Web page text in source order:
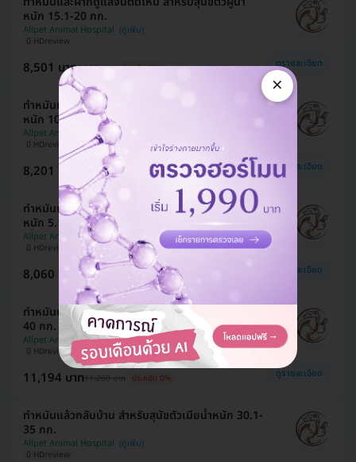
มี HDreview
หนัก 15.1-20 กก.
Allpet Animal Hospital
8,501 บาท8,505 บาท ประหยัด 0% ดูรายละเอียด
มี HDreview
ทำหมันและฝากดูแลจนตัดไหม สำหรับสุนัขตัวผู้น้ำ
หนัก 10.1-15 กก.
Allpet Animal Hospital
8,201 บาท 8,205 บาท ประหยัด 0% ดูรายละเอียด
มี HDreview
ทำหมันและฝากดูแลจนตัดไหม สำหรับสุนัขตัวผู้น้ำ
หนัก 5.1-10 กก.
Allpet Animal Hospital
8,060 บาท 8,064 บาท ประหยัด 0% ดูรายละเอียด
มี HDreview
ทำหมันแล้วกลับบ้าน สำหรับสุนัขตัวเมียน้ำหนัก 35.1-
40 กก.
Allpet Animal Hospital
11,194 บาท11,200 บาท ประหยัด 0% ดูรายละเอียด
มี HDreview
ทำหมันแล้วกลับบ้าน สำหรับสุนัขตัวเมียน้ำหนัก 30.1-
35 กก.
Allpet Animal Hospital
×